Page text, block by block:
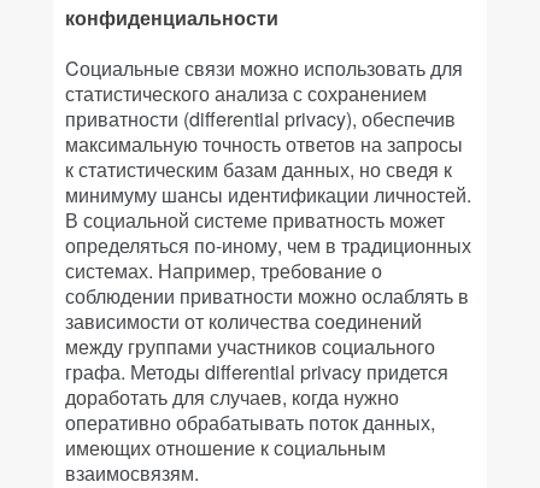
конфиденциальности
Cоциальные связи можно использовать для
статистического анализа с сохранением
приватности (differential privacy), обеспечив
максимальную точность ответов на запросы
к статистическим базам данных, но сведя к
минимуму шансы идентификации личностей.
В социальной системе приватность может
определяться по-иному, чем в традиционных
системах. Например, требование о
соблюдении приватности можно ослаблять в
зависимости от количества соединений
между группами участников социального
графа. Методы differential privacy придется
доработать для случаев, когда нужно
оперативно обрабатывать поток данных,
имеющих отношение к социальным
взаимосвязям.